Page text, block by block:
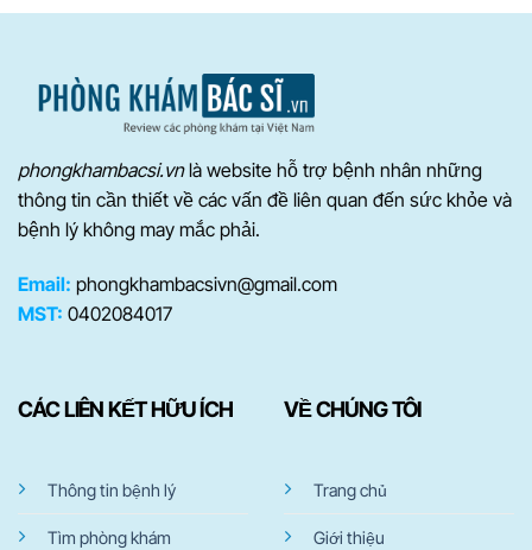
phongkhambacsi.vnlà website hỗ trợ bệnh nhân những
thông tin cần thiết về các vấn đề liên quan đến sức khỏe và
bệnh lý không may mắc phải.
Email: phongkhambacsivn@gmail.com
MST: 0402084017
CÁC LIÊN KẾT HỮU ÍCH
Thông tin bệnh lý
Tìm phòng khám
VỀ CHÚNG TÔI
Trang chủ
Giới thiệu